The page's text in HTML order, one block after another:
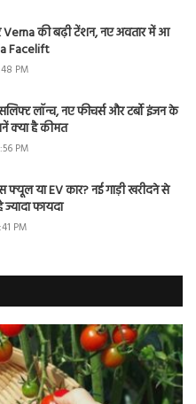
की बढ़ी टेंशन, नए अवतार में आ
Facelift
PM
लॉन्च, नए फीचर्स और टर्बो इंजन के
क्या है कीमत
PM
फ्यूल या EV कार? नई गाड़ी खरीदने से
फायदा
PM